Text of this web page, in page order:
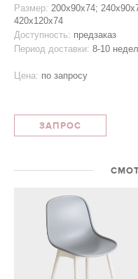
Размер: 200x90x74;
420x120x74
Доступность: предзаказ
Период доставки: 8-10
Цена: по запросу
ЗАПРОС